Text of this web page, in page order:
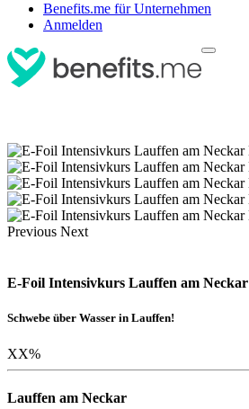
Benefits.me für Unternehmen
Anmelden
Previous Next
E-Foil Intensivkurs Lauffen am Neckar
Schwebe über Wasser in Lauffen!
XX%
Lauffen am Neckar